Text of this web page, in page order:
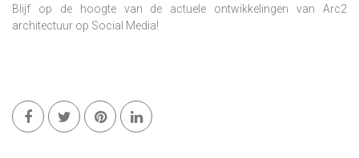
Blijf op de hoogte van de actuele ontwikkelingen van Arc2
architectuur op Social Media!